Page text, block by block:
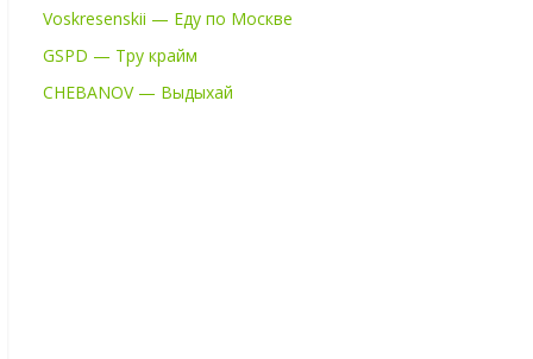
Voskresenskii — Еду по Москве
GSPD — Тру крайм
CHEBANOV — Выдыхай